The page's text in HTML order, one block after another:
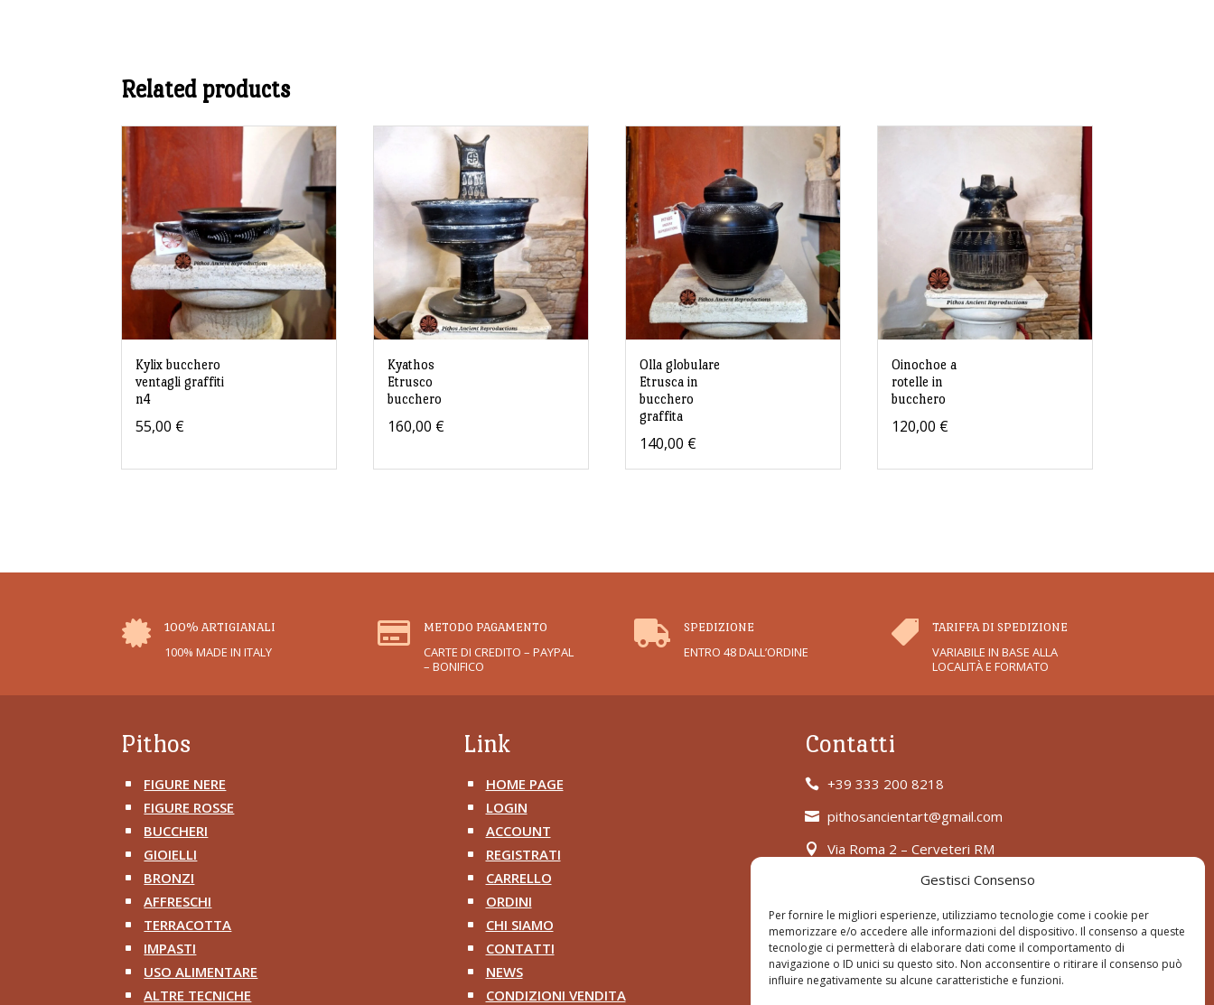
Gestisci Consenso
Per fornire le migliori esperienze, utilizziamo tecnologie come i cookie per
memorizzare e/o accedere alle informazioni del dispositivo. Il consenso a queste
tecnologie ci permetterà di elaborare dati come il comportamento di
navigazione o ID unici su questo sito. Non acconsentire o ritirare il consenso può
influire negativamente su alcune caratteristiche e funzioni.
Related products
Kylix bucchero
ventagli graffiti
n4
55,00 €
Kyathos
Etrusco
bucchero
160,00 €
Olla globulare
Etrusca in
bucchero
graffita
140,00 €
Oinochoe a
rotelle in
bucchero
120,00 €
 100% ARTIGIANALI
100% MADE IN ITALY
 METODO PAGAMENTO
CARTE DI CREDITO – PAYPAL
– BONIFICO
 SPEDIZIONE
ENTRO 48 DALL’ORDINE
 TARIFFA DI SPEDIZIONE
VARIABILE IN BASE ALLA
LOCALITÀ E FORMATO
Pithos
^ FIGURE NERE
^ FIGURE ROSSE
^ BUCCHERI
^ GIOIELLI
^ BRONZI
^ AFFRESCHI
^ TERRACOTTA
^ IMPASTI
^ USO ALIMENTARE
^ ALTRE TECNICHE
Link
^ HOME PAGE
^ LOGIN
^ ACCOUNT
^ REGISTRATI
^ CARRELLO
^ ORDINI
^ CHI SIAMO
^ CONTATTI
^ NEWS
^ CONDIZIONI VENDITA
Contatti
 +39 333 200 8218
 pithosancientart@gmail.com
 Via Roma 2 – Cerveteri RM